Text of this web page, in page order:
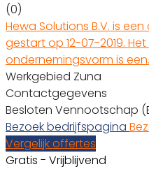
(0)
Hewa Solutions B.V. is
gestart op 12-07-2019.
ondernemingsvorm is
Werkgebied Zuna
Contactgegevens
Besloten Vennootschap
Bezoek bedrijfspagina
Vergelijk offertes
Gratis - Vrijblijvend